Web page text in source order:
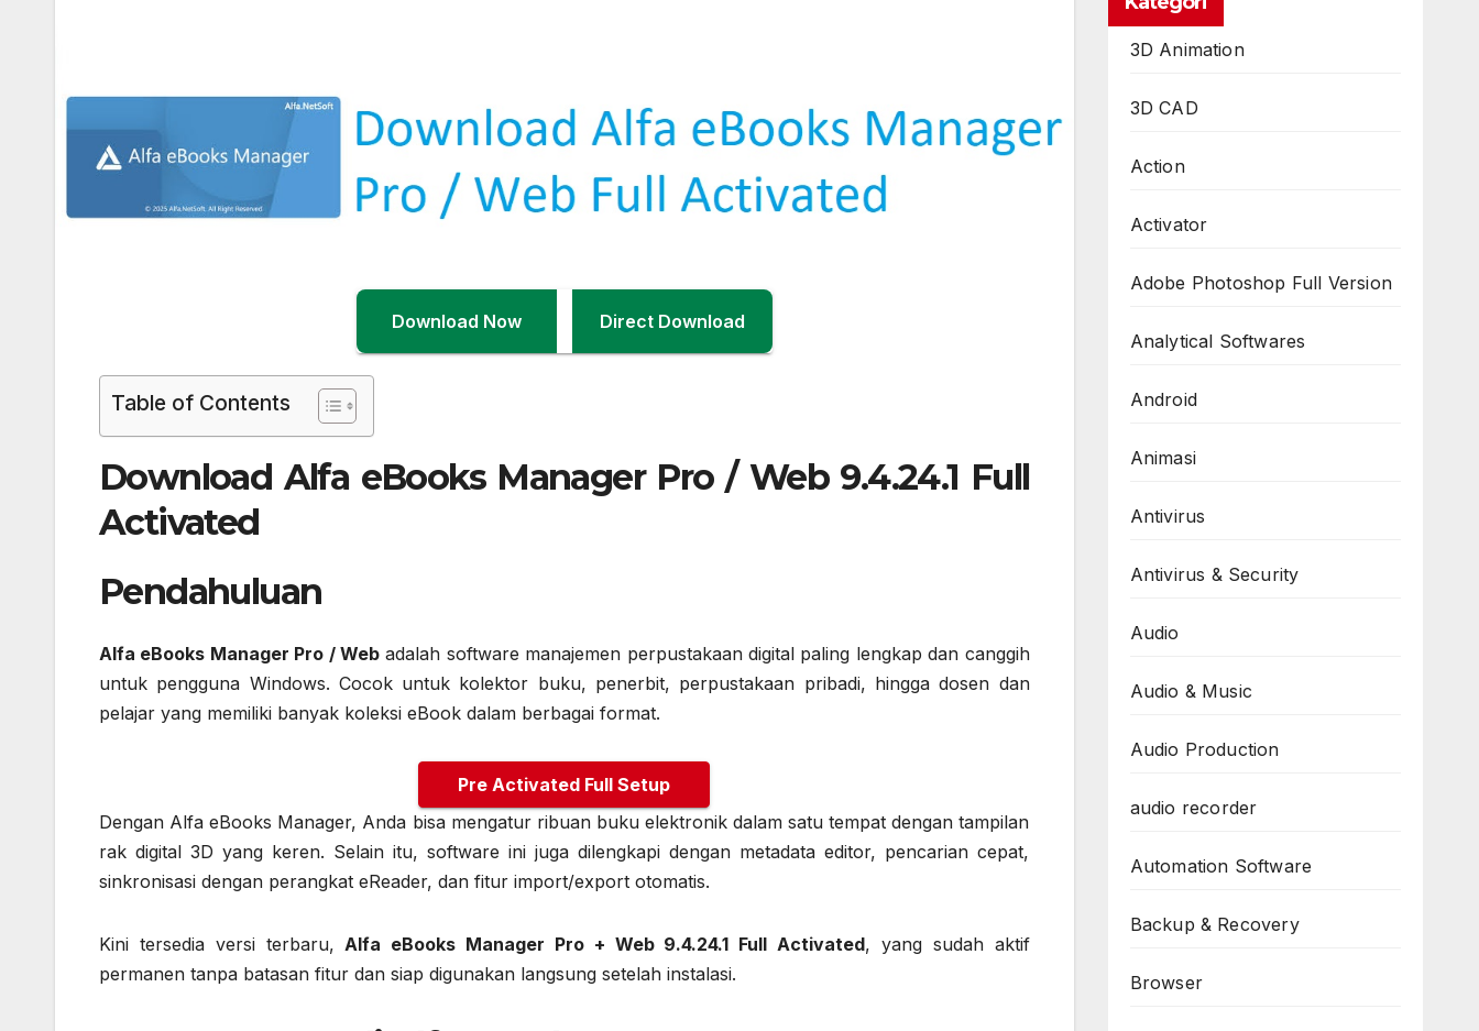
Download Now Direct Download
Table of Contents
Download Alfa eBooks Manager Pro / Web 9.4.24.1 Full
Activated
Pendahuluan
Alfa eBooks Manager Pro / Webadalah software manajemen perpustakaan digital paling lengkap dan canggih
untuk pengguna Windows. Cocok untuk kolektor buku, penerbit, perpustakaan pribadi, hingga dosen dan
pelajar yang memiliki banyak koleksi eBook dalam berbagai format.
Pre Activated Full Setup
Dengan Alfa eBooks Manager, Anda bisa mengatur ribuan buku elektronik dalam satu tempat dengan tampilan
rak digital 3D yang keren. Selain itu, software ini juga dilengkapi dengan metadata editor, pencarian cepat,
sinkronisasi dengan perangkat eReader, dan fitur import/export otomatis.
Kini tersedia versi terbaru, Alfa eBooks Manager Pro + Web 9.4.24.1 Full Activated, yang sudah aktif
permanen tanpa batasan fitur dan siap digunakan langsung setelah instalasi.
3D Animation
3D CAD
Action
Activator
Adobe Photoshop Full Version
Analytical Softwares
Android
Animasi
Antivirus
Antivirus & Security
Audio
Audio & Music
Audio Production
audio recorder
Automation Software
Backup & Recovery
Browser